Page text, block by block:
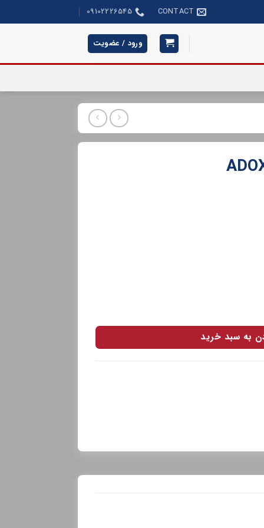
CONTACT
09102226545
ورود / عضویت
به سبد خرید